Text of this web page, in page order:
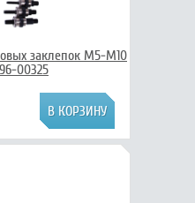
заклепок М5-М10
00325